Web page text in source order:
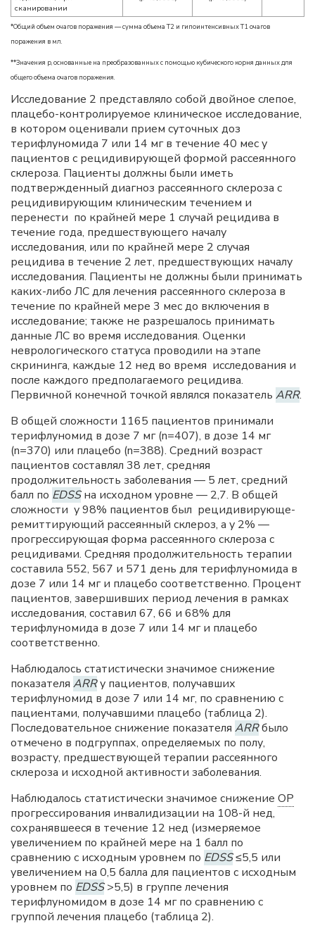
сканировании
*Общий объем очагов поражения — сумма объема Т2 и гипоинтенсивных T1 очагов
поражения в мл.
**Значения p, основанные на преобразованных с помощью кубического корня данных для
общего объема очагов поражения.
Исследование 2 представляло собой двойное слепое,
плацебо-контролируемое клиническое исследование,
в котором оценивали прием суточных доз
терифлуномида 7 или 14 мг в течение 40 мес у
пациентов с рецидивирующей формой рассеянного
склероза. Пациенты должны были иметь
подтвержденный диагноз рассеянного склероза с
рецидивирующим клиническим течением и
перенести по крайней мере 1 случай рецидива в
течение года, предшествующего началу
исследования, или по крайней мере 2 случая
рецидива в течение 2 лет, предшествующих началу
исследования. Пациенты не должны были принимать
каких-либо ЛС для лечения рассеянного склероза в
течение по крайней мере 3 мес до включения в
исследование; также не разрешалось принимать
данные ЛС во время исследования. Оценки
неврологического статуса проводили на этапе
скрининга, каждые 12 нед во время исследования и
после каждого предполагаемого рецидива.
Первичной конечной точкой являлся показатель ARR.
В общей сложности 1165 пациентов принимали
терифлуномид в дозе 7 мг (n=407), в дозе 14 мг
(n=370) или плацебо (n=388). Средний возраст
пациентов составлял 38 лет, средняя
продолжительность заболевания — 5 лет, средний
балл по EDSSна исходном уровне — 2,7. В общей
сложности у 98% пациентов был рецидивирующе-
ремиттирующий рассеянный склероз, а у 2% —
прогрессирующая форма рассеянного склероза с
рецидивами. Средняя продолжительность терапии
составила 552, 567 и 571 день для терифлуномида в
дозе 7 или 14 мг и плацебо соответственно. Процент
пациентов, завершивших период лечения в рамках
исследования, составил 67, 66 и 68% для
терифлуномида в дозе 7 или 14 мг и плацебо
соответственно.
Наблюдалось статистически значимое снижение
показателя ARRу пациентов, получавших
терифлуномид в дозе 7 или 14 мг, по сравнению с
пациентами, получавшими плацебо (таблица 2).
Последовательное снижение показателя ARRбыло
отмечено в подгруппах, определяемых по полу,
возрасту, предшествующей терапии рассеянного
склероза и исходной активности заболевания.
Наблюдалось статистически значимое снижение ОР
прогрессирования инвалидизации на 108-й нед,
сохранявшееся в течение 12 нед (измеряемое
увеличением по крайней мере на 1 балл по
сравнению с исходным уровнем по EDSS≤5,5 или
увеличением на 0,5 балла для пациентов с исходным
уровнем по EDSS>5,5) в группе лечения
терифлуномидом в дозе 14 мг по сравнению с
группой лечения плацебо (таблица 2).